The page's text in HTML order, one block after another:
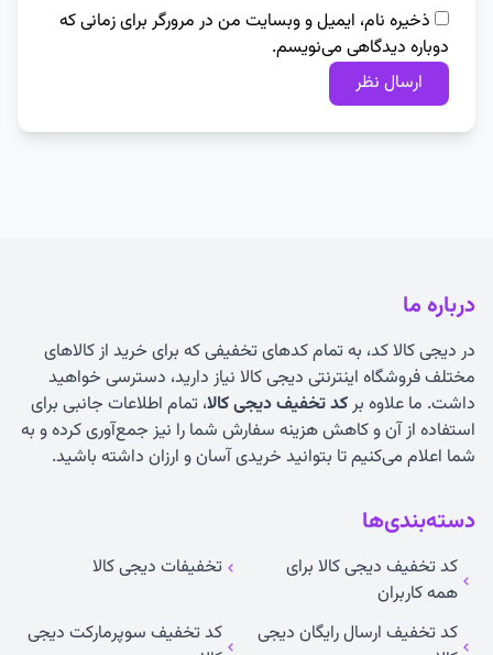
ذخیره نام، ایمیل و وبسایت من در مرورگر برای زمانی که
دوباره دیدگاهی می‌نویسم.
درباره ما
در دیجی کالا کد، به تمام کدهای تخفیفی که برای خرید از کالاهای
مختلف فروشگاه اینترنتی دیجی کالا نیاز دارید، دسترسی خواهید
داشت. ما علاوه برکد تخفیف دیجی کالا، تمام اطلاعات جانبی برای
استفاده از آن و کاهش هزینه سفارش شما را نیز جمع‌آوری کرده و به
شما اعلام می‌کنیم تا بتوانید خریدی آسان و ارزان داشته باشید.
دسته‌بندی‌ها
کد تخفیف دیجی کالا برای
همه کاربران
تخفیفات دیجی کالا
کد تخفیف ارسال رایگان دیجی
کد تخفیف سوپرمارکت دیجی